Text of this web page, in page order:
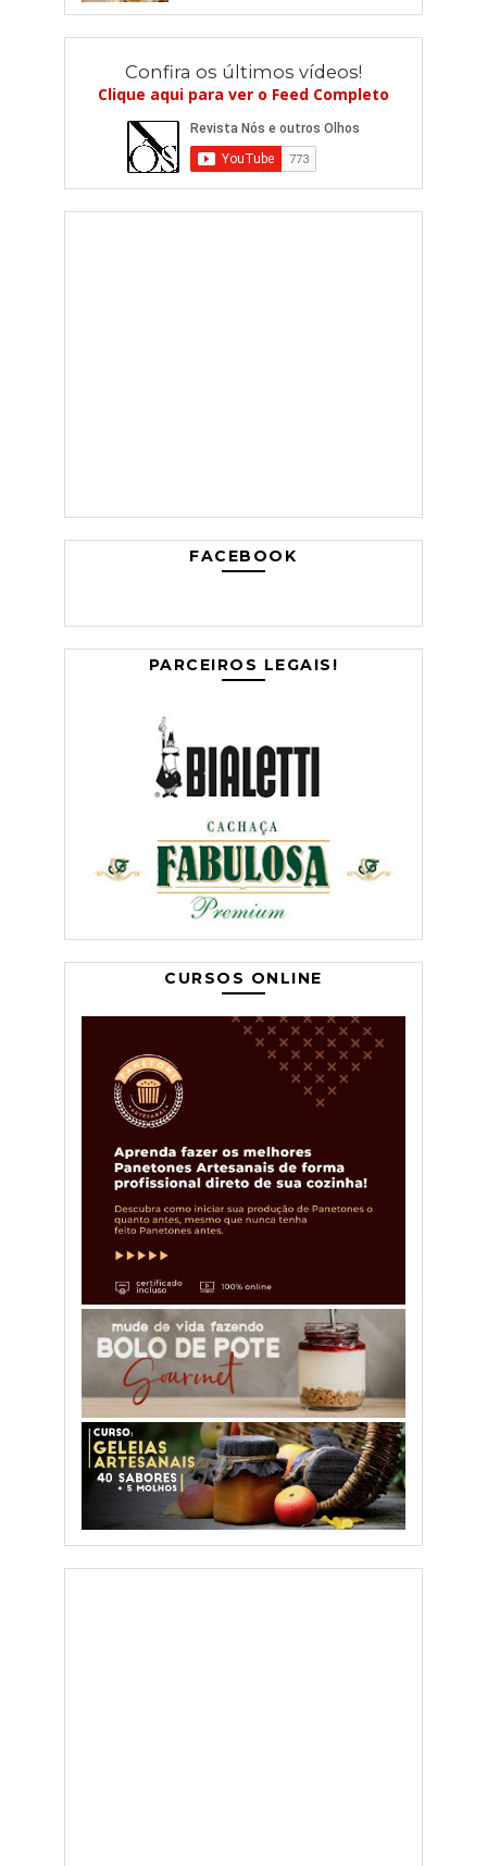
Confira os últimos vídeos!
Clique aqui para ver o Feed Completo
FACEBOOK
PARCEIROS LEGAIS!
CURSOS ONLINE